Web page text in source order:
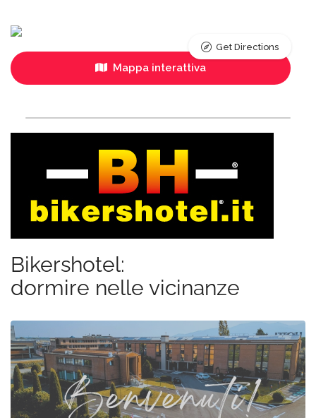
Mappa interattiva
Get Directions
Bikershotel:
dormire nelle vicinanze